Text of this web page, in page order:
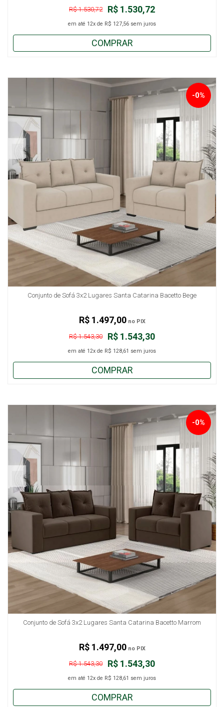
R$ 1.530,72
R$ 1.530,72
em até 12x de R$ 127,56 sem juros
COMPRAR
Conjunto de Sofá 3x2 Lugares Santa Catarina Bacetto Bege
-0%
R$ 1.543,30
R$ 1.543,30
em até 12x de R$ 128,61 sem juros
R$ 1.497,00no PIX
COMPRAR
Conjunto de Sofá 3x2 Lugares Santa Catarina Bacetto Marrom
-0%
R$ 1.543,30
R$ 1.543,30
em até 12x de R$ 128,61 sem juros
R$ 1.497,00no PIX
COMPRAR